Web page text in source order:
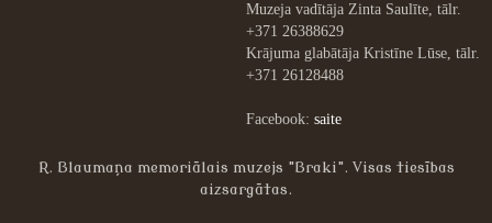
Muzeja vadītāja Zinta Saulīte, tālr.
+371 26388629
Krājuma glabātāja Kristīne Lūse, tālr.
+371 26128488
Facebook: saite
R. Blaumaņa memoriālais muzejs "Braki". Visas tiesības
aizsargātas.